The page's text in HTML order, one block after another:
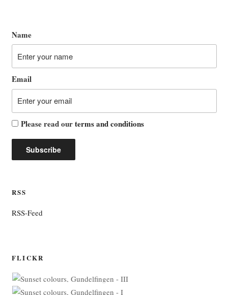
Name
Email
Please read ourterms and conditions
RSS
RSS-Feed
FLICKR